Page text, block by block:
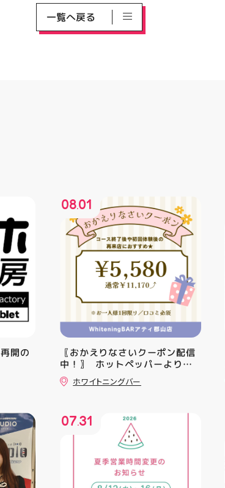
一覧へ戻る
開の
08.01
〖おかえりなさいクーポン配信
中！〗 ⁡ ホットペッパーより通
常￥11,170······▸ ￥5️⃣,5️⃣8️⃣0️⃣
のお得なクーポン配信中です★ ⁡
の再来店におすすめです🦷 ⁡ ⁡ お
一人様1回限りのクーポンにな
りますので、是非お試し下さい ⁡
ご予約、ご来店お待ちしており
ます️ #ホワイトニンク #ホワイ
トニングキャンペーン
#whitening #歯が白い #歯の
ホワイトニングバー
07.31